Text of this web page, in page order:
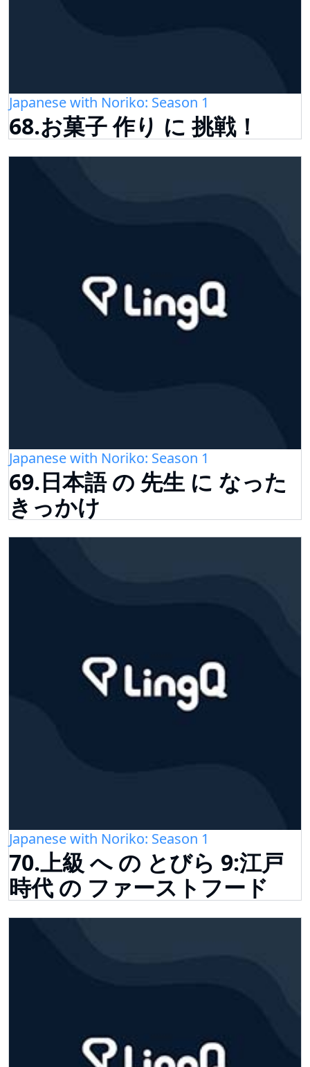
Japanese with Noriko: Season 1
68.お菓子 作り に 挑戦！
Japanese with Noriko: Season 1
69.日本語 の 先生 に なった
きっかけ
Japanese with Noriko: Season 1
70.上級 へ の とびら 9:江戸
時代 の ファーストフード